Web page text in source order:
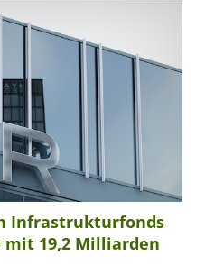
Infrastrukturfonds
mit 19,2 Milliarden